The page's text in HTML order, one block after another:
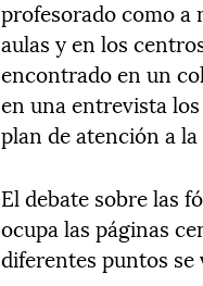
profesorado como a
aulas y en los
encontrado en un
en una entrevista
plan de atención a
El debate sobre las
ocupa las páginas
diferentes puntos